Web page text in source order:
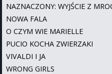
NAZNACZONY: WYJŚCIE Z
NOWA FALA
O CZYM WIE MARIELLE
PUCIO KOCHA ZWIERZAKI
VIVALDI I JA
WRONG GIRLS